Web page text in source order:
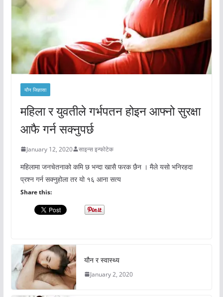
यौन जिज्ञासा
महिला र युवतीले गर्भपतन होइन आफ्नो सुरक्षा
आफै गर्न सक्नुपर्छ
January 12, 2020 साइन्स इन्फोटेक
महिलामा जनचेतनाको कमि छ भन्दा खासै फरक छैन । मैले यसो भनिरहदा
प्रश्न गर्न सक्नुहोला तर यो १६ आना सत्य
Share this:
यौन र स्वास्थ्य
January 2, 2020